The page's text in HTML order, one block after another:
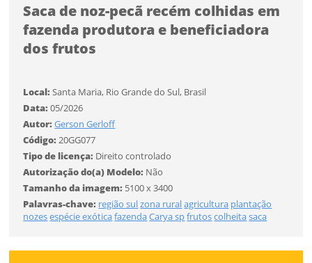
Saca de noz-pecã recém colhidas em
fazenda produtora e beneficiadora
dos frutos
Local:Santa Maria, Rio Grande do Sul, Brasil
Data:05/2026
Autor:Gerson Gerloff
Código:20GG077
Tipo de licença: Direito controlado
Autorização do(a) Modelo: Não
Tamanho da imagem: 5100 x 3400
Palavras-chave: região sulzona ruralagricultura plantação
nozesespécie exóticafazendaCarya spfrutoscolheitasaca
Tamanho
Tipo de projeto
Selecione
Formato
Tamanho
Você ainda não tem conta?
Desejo receber novidades sobre a Pulsar Imagens
Li e concordo com os Termos de Uso do site
Tamanho